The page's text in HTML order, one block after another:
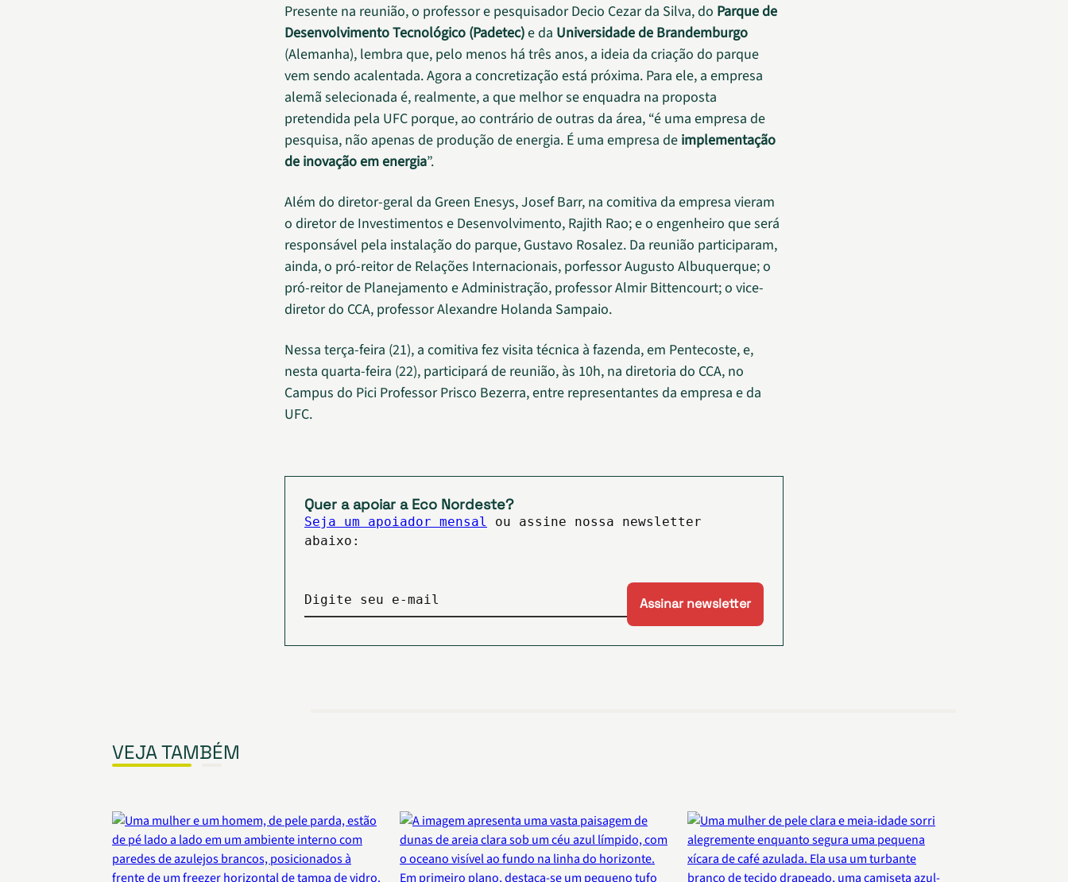
Presente na reunião, o professor e pesquisador Decio Cezar da Silva, do Parque de
Desenvolvimento Tecnológico (Padetec)e da Universidade de Brandemburgo
(Alemanha), lembra que, pelo menos há três anos, a ideia da criação do parque
vem sendo acalentada. Agora a concretização está próxima. Para ele, a empresa
alemã selecionada é, realmente, a que melhor se enquadra na proposta
pretendida pela UFC porque, ao contrário de outras da área, “é uma empresa de
pesquisa, não apenas de produção de energia. É uma empresa de implementação
de inovação em energia”.
Além do diretor-geral da Green Enesys, Josef Barr, na comitiva da empresa vieram
o diretor de Investimentos e Desenvolvimento, Rajith Rao; e o engenheiro que será
responsável pela instalação do parque, Gustavo Rosalez. Da reunião participaram,
ainda, o pró-reitor de Relações Internacionais, porfessor Augusto Albuquerque; o
pró-reitor de Planejamento e Administração, professor Almir Bittencourt; o vice-
diretor do CCA, professor Alexandre Holanda Sampaio.
Nessa terça-feira (21), a comitiva fez visita técnica à fazenda, em Pentecoste, e,
nesta quarta-feira (22), participará de reunião, às 10h, na diretoria do CCA, no
Campus do Pici Professor Prisco Bezerra, entre representantes da empresa e da
UFC.
Quer a apoiar a Eco Nordeste?
Seja um apoiador mensal
ou assine nossa newsletter
abaixo:
Digite seu e-mail
VEJA TAMBÉM